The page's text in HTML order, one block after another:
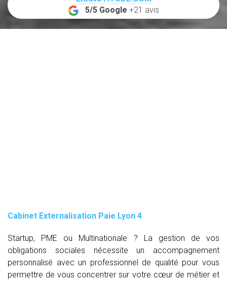
5/5 Google +21 avis
Cabinet Externalisation Paie Lyon 4
Startup, PME ou Multinationale ? La gestion de vos
obligations sociales nécessite un accompagnement
personnalisé avec un professionnel de qualité pour vous
permettre de vous concentrer sur votre cœur de métier et